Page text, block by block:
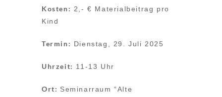
Kosten: 2,- € Materialbeitrag pro
Kind
Termin: Dienstag, 29. Juli 2025
Uhrzeit: 11-13 Uhr
Ort: Seminarraum “Alte